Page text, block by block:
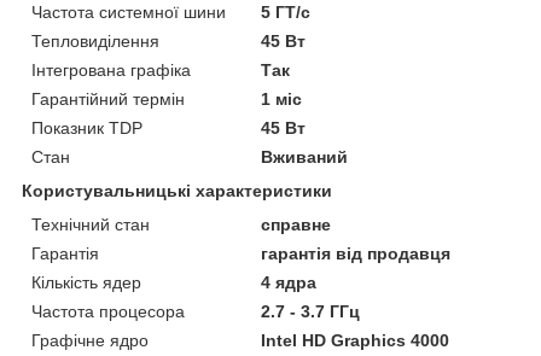
Частота системної шини
5 ГТ/с
Тепловиділення
45 Вт
Інтегрована графіка
Так
Гарантійний термін
1 міс
Показник TDP
45 Вт
Стан
Вживаний
Користувальницькі характеристики
Технічний стан
справне
Гарантія
гарантія від продавця
Кількість ядер
4 ядра
Частота процесора
2.7 - 3.7 ГГц
Графічне ядро
Intel HD Graphics 4000